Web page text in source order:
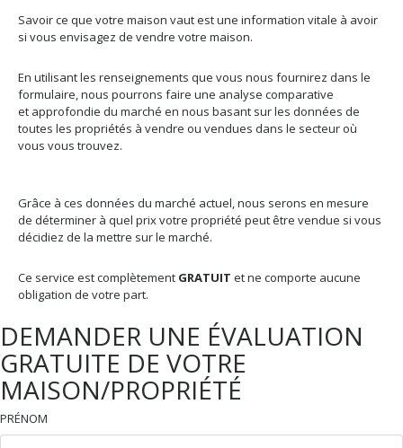
Savoir ce que votre maison vaut est une information vitale à avoir
si vous envisagez de vendre votre maison.
En utilisant les renseignements que vous nous fournirez dans le
formulaire, nous pourrons faire une analyse comparative
et approfondie du marché en nous basant sur les données de
toutes les propriétés à vendre ou vendues dans le secteur où
vous vous trouvez.
Grâce à ces données du marché actuel, nous serons en mesure
de déterminer à quel prix votre propriété peut être vendue si vous
décidiez de la mettre sur le marché.
Ce service est complètement GRATUIT et ne comporte aucune
obligation de votre part.
DEMANDER UNE ÉVALUATION
GRATUITE DE VOTRE
MAISON/PROPRIÉTÉ
PRÉNOM